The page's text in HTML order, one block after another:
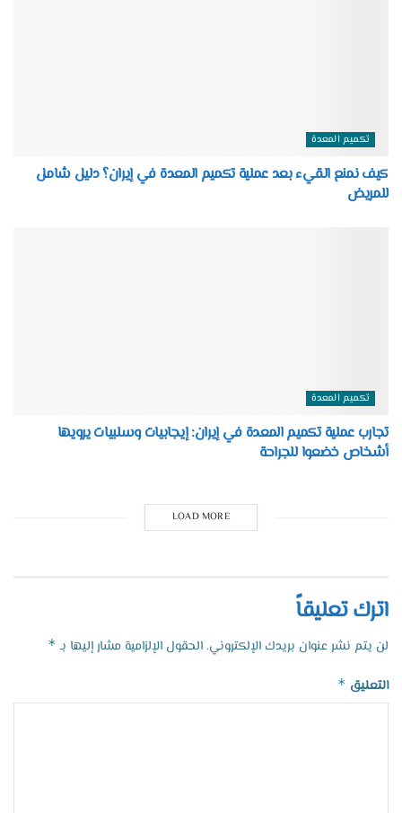
تكميم المعدة
كيف نمنع القيء بعد عملية تكميم المعدة في إيران؟ دليل شامل
للمريض
تكميم المعدة
تجارب عملية تكميم المعدة في إيران: إيجابيات وسلبيات يرويها
أشخاص خضعوا للجراحة
LOAD MORE
اترك تعليقاً
لن يتم نشر عنوان بريدك الإلكتروني.الحقول الإلزامية مشار إليها بـ *
التعليق *